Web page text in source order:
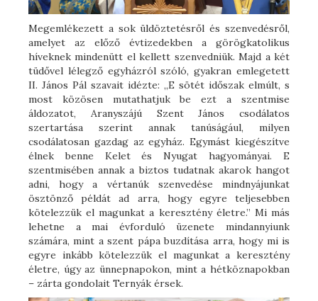
Megemlékezett a sok üldöztetésről és szenvedésről,
amelyet az előző évtizedekben a görögkatolikus
híveknek mindenütt el kellett szenvedniük. Majd a két
tüdővel lélegző egyházról szóló, gyakran emlegetett
II. János Pál szavait idézte: „E sötét időszak elmúlt, s
most közösen mutathatjuk be ezt a szentmise
áldozatot, Aranyszájú Szent János csodálatos
szertartása szerint annak tanúságául, milyen
csodálatosan gazdag az egyház. Egymást kiegészítve
élnek benne Kelet és Nyugat hagyományai. E
szentmisében annak a biztos tudatnak akarok hangot
adni, hogy a vértanúk szenvedése mindnyájunkat
ösztönző példát ad arra, hogy egyre teljesebben
kötelezzük el magunkat a keresztény életre.” Mi más
lehetne a mai évforduló üzenete mindannyiunk
számára, mint a szent pápa buzdítása arra, hogy mi is
egyre inkább kötelezzük el magunkat a keresztény
életre, úgy az ünnepnapokon, mint a hétköznapokban
– zárta gondolait Ternyák érsek.